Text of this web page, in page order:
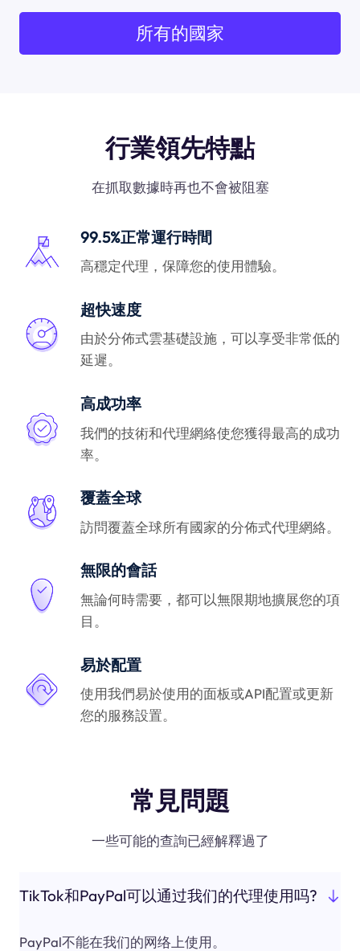
所有的國家
行業領先特點
在抓取數據時再也不會被阻塞
99.5%正常運行時間
高穩定代理，保障您的使用體驗。
超快速度
由於分佈式雲基礎設施，可以享受非常低的
延遲。
高成功率
我們的技術和代理網絡使您獲得最高的成功
率。
覆蓋全球
訪問覆蓋全球所有國家的分佈式代理網絡。
無限的會話
無論何時需要，都可以無限期地擴展您的項
目。
易於配置
使用我們易於使用的面板或API配置或更新
您的服務設置。
常見問題
一些可能的查詢已經解釋過了
TikTok和PayPal可以通过我们的代理使用吗?
PayPal不能在我们的网络上使用。